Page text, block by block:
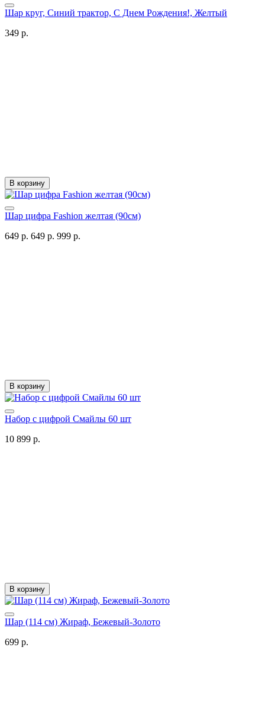
Шар круг, Синий трактор, С Днем Рождения!, Желтый
349 р.
В корзину
Шар цифра Fashion желтая (90см)
649 р. 649 р. 999 р.
В корзину
Набор с цифрой Смайлы 60 шт
10 899 р.
В корзину
Шар (114 см) Жираф, Бежевый-Золото
699 р.